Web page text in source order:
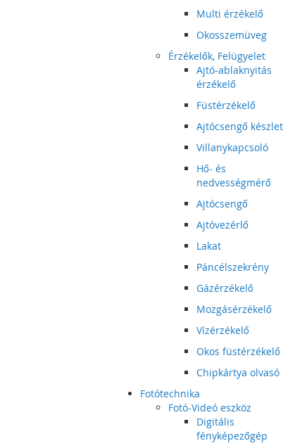
Multi érzékelő
Okosszemüveg
Érzékelők, Felügyelet
Ajtó-ablaknyitás
érzékelő
Füstérzékelő
Ajtócsengő készlet
Villanykapcsoló
Hő- és
nedvességmérő
Ajtócsengő
Ajtóvezérlő
Lakat
Páncélszekrény
Gázérzékelő
Mozgásérzékelő
Vízérzékelő
Okos füstérzékelő
Chipkártya olvasó
Fotótechnika
Fotó-Videó eszköz
Digitális
fényképezőgép